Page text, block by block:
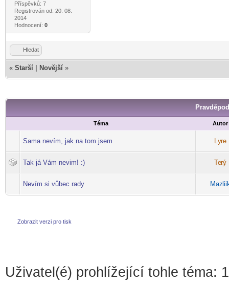
Příspěvků: 7
Registrován od: 20. 08.
2014
Hodnocení: 0
Hledat
« Starší Novější »
Téma Autor
Sama nevím, jak na tom jsem Lyre
Tak já Vám nevim! :) Terý
Nevím si vůbec rady Maz
Zobrazit verzi pro tisk
Uživatel(é) prohlížející tohle téma: